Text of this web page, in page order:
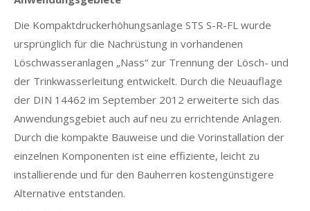
Die Kompaktdruckerhöhungsanlage STS S-R-FL wurde
ursprünglich für die Nachrüstung in vorhandenen
Löschwasseranlagen „Nass“ zur Trennung der Lösch- und
der Trinkwasserleitung entwickelt. Durch die Neuauflage
der DIN 14462 im September 2012 erweiterte sich das
Anwendungsgebiet auch auf neu zu errichtende Anlagen.
Durch die kompakte Bauweise und die Vorinstallation der
einzelnen Komponenten ist eine effiziente, leicht zu
installierende und für den Bauherren kostengünstigere
Alternative entstanden.